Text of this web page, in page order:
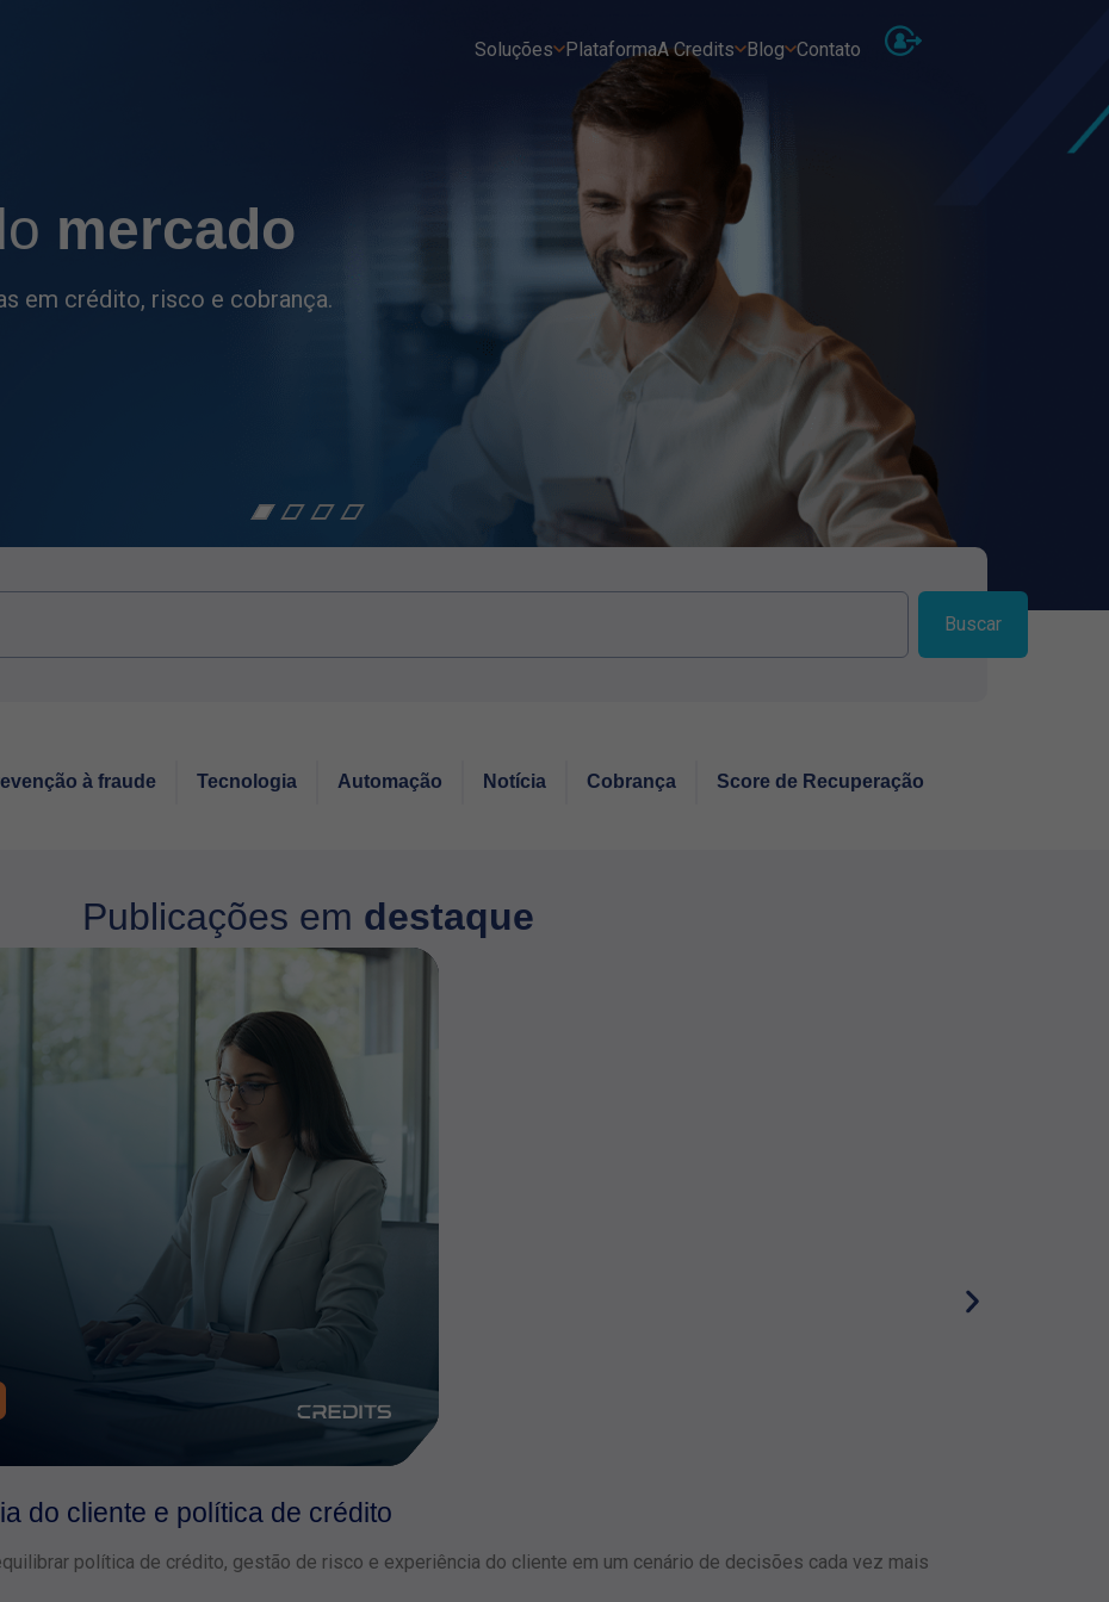
Soluções PlataformaA Credits Blog Contato
Buscar
à fraude Tecnologia Automação Notícia Cobrança Score de Recuperação
Publicações em destaque
do cliente e política de crédito
política de crédito, gestão de risco e experiência do cliente em um cenário de decisões cada vez mais